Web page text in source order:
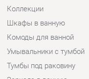
Умывальники
Экраны
ГОРОДА